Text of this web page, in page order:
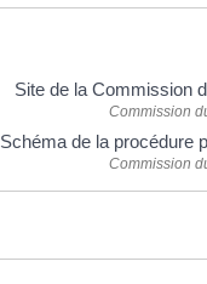
Site de la Commission
Commission
Schéma de la procédure
Commission